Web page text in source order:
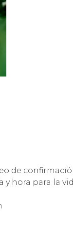
de
hora para la